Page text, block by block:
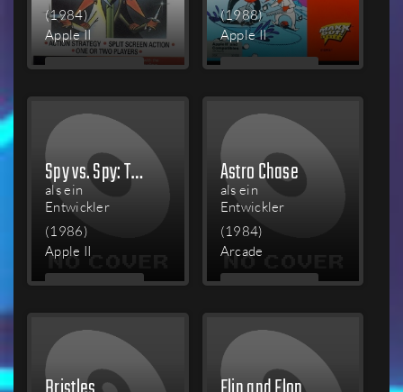
(1984)
Apple II
MEHR
(1988)
Apple II
MEHR
Spy vs. Spy: The Island Caper
als ein
Entwickler
(1986)
Apple II
MEHR
Astro Chase
als ein
Entwickler
(1984)
Arcade
MEHR